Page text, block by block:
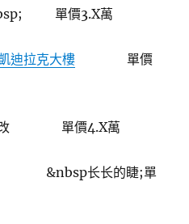
單價3.X萬
迪拉克大樓 單價
舊改 單價4.X萬
改 &nbsp长长的睫;單